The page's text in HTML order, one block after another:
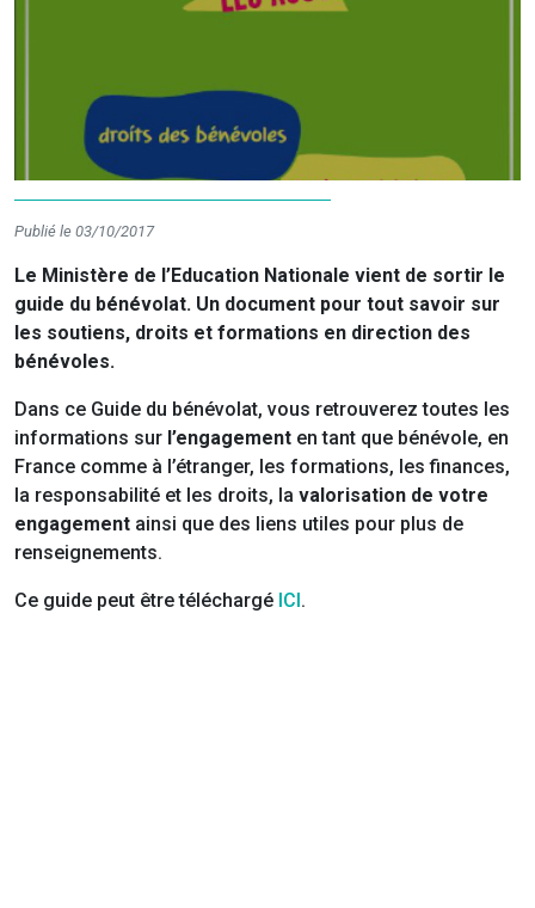
Publié le 03/10/2017
Le Ministère de l’Education Nationale vient de sortir le
guide du bénévolat. Un document pour tout savoir sur
les soutiens, droits et formations en direction des
bénévoles.
Dans ce Guide du bénévolat, vous retrouverez toutes les
informations sur l’engagement en tant que bénévole, en
France comme à l’étranger, les formations, les finances,
la responsabilité et les droits, la valorisation de votre
engagement ainsi que des liens utiles pour plus de
renseignements.
Ce guide peut être téléchargé ICI .